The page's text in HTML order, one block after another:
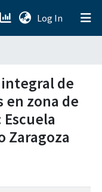
Log In (current)
de
en zona de
Zaragoza